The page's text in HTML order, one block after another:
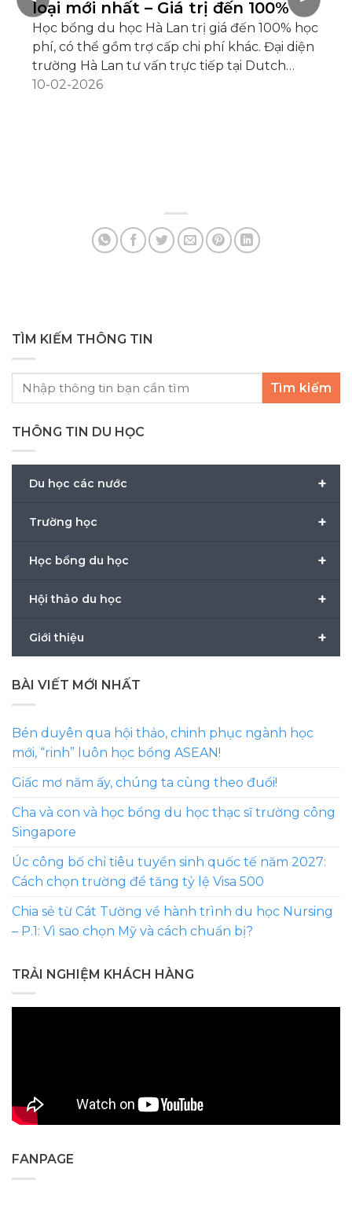
loại mới nhất – Giá trị đến 100%
Học bổng du học Hà Lan trị giá đến 100% học
phí, có thể gồm trợ cấp chi phí khác. Đại diện
trường Hà Lan tư vấn trực tiếp tại Dutch
Placement Day 2025 ngày 28/02 tại Hà Nội,
10-02-2026
TÌM KIẾM THÔNG TIN
Tìm kiếm
THÔNG TIN DU HỌC
+
Du học các nước
+
Trường học
+
Học bổng du học
+
Hội thảo du học
+
Giới thiệu
BÀI VIẾT MỚI NHẤT
Bén duyên qua hội thảo, chinh phục ngành học
mới, “rinh” luôn học bổng ASEAN!
Giấc mơ năm ấy, chúng ta cùng theo đuổi!
Cha và con và học bổng du học thạc sĩ trường công
Singapore
Úc công bố chỉ tiêu tuyển sinh quốc tế năm 2027:
Cách chọn trường để tăng tỷ lệ Visa 500
Chia sẻ từ Cát Tường về hành trình du học Nursing
– P.1: Vì sao chọn Mỹ và cách chuẩn bị?
TRẢI NGHIỆM KHÁCH HÀNG
FANPAGE